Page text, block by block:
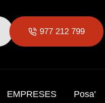
977 212 799
EMPRESES
Posa'